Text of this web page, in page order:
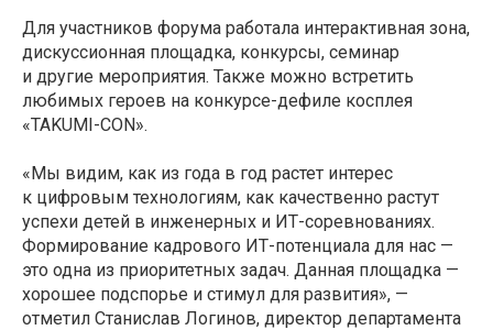
Для участников форума работала интерактивная зона,
дискуссионная площадка, конкурсы, семинар
и другие мероприятия. Также можно встретить
любимых героев на конкурсе-дефиле косплея
«TAKUMI-CON».
«Мы видим, как из года в год растет интерес
к цифровым технологиям, как качественно растут
успехи детей в инженерных и ИТ-соревнованиях.
Формирование кадрового ИТ-потенциала для нас —
это одна из приоритетных задач. Данная площадка —
хорошее подспорье и стимул для развития», —
отметил Станислав Логинов, директор департамента